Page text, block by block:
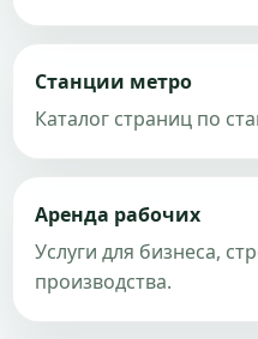
Станции метро
Каталог страниц по
Аренда рабочих
Услуги для бизнеса,
производства.